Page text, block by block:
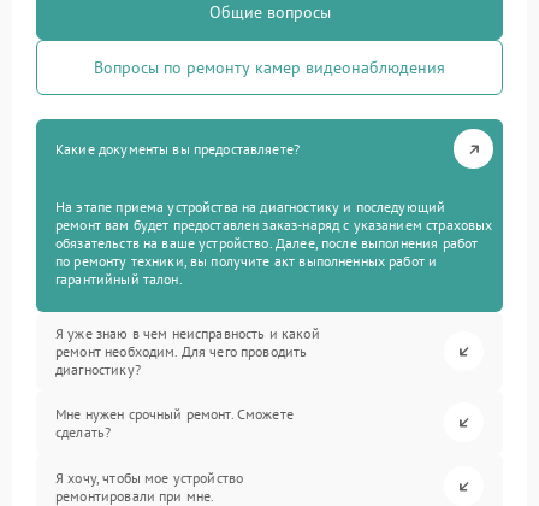
Общие вопросы
Вопросы по ремонту камер видеонаблюдения
Какие документы вы предоставляете?
На этапе приема устройства на диагностику и последующий
ремонт вам будет предоставлен заказ-наряд с указанием страховых
обязательств на ваше устройство. Далее, после выполнения работ
по ремонту техники, вы получите акт выполненных работ и
гарантийный талон.
Я уже знаю в чем неисправность и какой
ремонт необходим. Для чего проводить
диагностику?
Мне нужен срочный ремонт. Сможете
сделать?
Я хочу, чтобы мое устройство
ремонтировали при мне.